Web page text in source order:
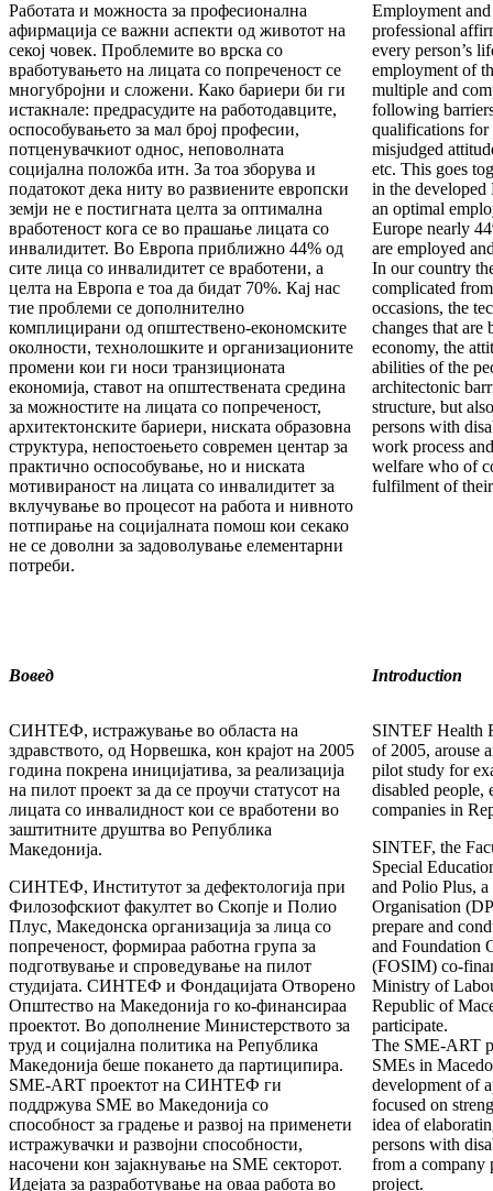
Работата и можноста за професионална
афирмација се важни аспекти од животот на
секој човек. Проблемите во врска со
вработувањето на лицата со попреченост се
многубројни и сложени. Како бариери би ги
истакнале: предрасудите на работодавците,
оспособувањето за мал број професии,
потценувачкиот однос, неповолната
социјална положба итн. За тоа зборува и
податокот дека ниту во развиените европски
земји не е постигната целта за оптимална
вработеност кога се во прашање лицата со
инвалидитет. Во Европа приближно 44% од
сите лица со инвалидитет се вработени, а
целта на Европа е тоа да бидат 70%. Кај нас
тие проблеми се дополнително
комплицирани од општествено-економските
околности, технолошките и организационите
промени кои ги носи транзиционата
економија, ставот на општествената средина
за можностите на лицата со попреченост,
архитектонските бариери, ниската образовна
структура, непостоењето современ центар за
практично оспособување, но и ниската
мотивираност на лицата со инвалидитет за
вклучување во процесот на работа и нивното
потпирање на социјалната помош кои секако
не се доволни за задоволување елементарни
потреби.
Employment
professional
every person’s
employment of
multiple and
following
qualifications for
misjudged
etc. This goes
in the developed
an optimal
Europe nearly
are employed
In our country
complicated
occasions, the
changes that are
economy, the
abilities of the
architectonic
structure, but
persons with
work process
welfare who of
fulfilment of
Вовед Introduction
СИНТЕФ, истражување во областа на
здравството, од Норвешка, кон крајот на 2005
година покрена иницијатива, за реализација
на пилот проект за да се проучи статусот на
лицата со инвалидност кои се вработени во
заштитните друштва во Република
Македонија.
СИНТЕФ, Институтот за дефектологија при
Филозофскиот факултет во Скопје и Полио
Плус, Македонска организација за лица со
попреченост, формираа работна група за
подготвување и спроведување на пилот
студијата. СИНТЕФ и Фондацијата Отворено
Општество на Македонија го ко-финансираа
проектот. Во дополнение Министерството за
труд и социјална политика на Република
Македонија беше покането да партиципира.
SME-ART проектот на СИНТЕФ ги
поддржува SME во Македонија со
способност за градење и развој на применети
истражувачки и развојни способности,
насочени кон зајакнување на SME секторот.
Идејата за разработување на оваа работа во
SINTEF Health
of 2005, arouse
pilot study for
disabled people,
companies in
SINTEF, the
Special
and Polio Plus, a
Organisation
prepare and
and Foundation
(FOSIM) co-
Ministry of
Republic of
participate.
The SME-ART
SMEs in
development of
focused on
idea of
persons with
from a company
project.